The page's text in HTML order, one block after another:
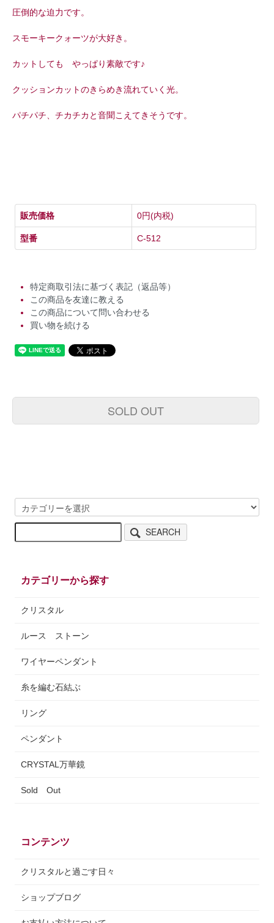
圧倒的な迫力です。
スモーキークォーツが大好き。
カットしても やっぱり素敵です♪
クッションカットのきらめき流れていく光。
パチパチ、チカチカと音聞こえてきそうです。
販売価格 0円(内税)
型番 C-512
特定商取引法に基づく表記（返品等）
この商品を友達に教える
この商品について問い合わせる
買い物を続ける
SOLD OUT
SEARCH
カテゴリーから探す
クリスタル
ルース ストーン
ワイヤーペンダント
糸を編む石結ぶ
リング
ペンダント
CRYSTAL万華鏡
Sold Out
コンテンツ
クリスタルと過ごす日々
ショップブログ